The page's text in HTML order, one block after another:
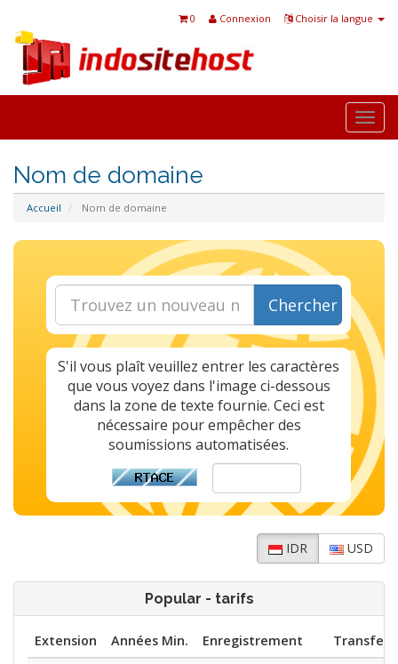
Choisir la langue
Connexion
0
Nom de domaine
Accueil Nom de domaine
Chercher
S'il vous plaît veuillez entrer les caractères
que vous voyez dans l'image ci-dessous
dans la zone de texte fournie. Ceci est
nécessaire pour empêcher des
soumissions automatisées.
IDR USD
Popular - tarifs
Extension Années Min. Enregistrement
Transfert